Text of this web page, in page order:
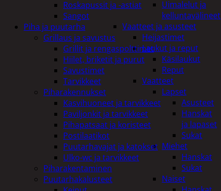
Uimalelut ja
kelluntavälineet
Vaatteet ja asusteet
Heijastimet
Laukut ja reput
Käsilaukut
Reput
Vaatteet
Lapset
Asusteet
Hanskat
ja lapaset
Sukat
Miehet
Hanskat
Sukat
Naiset
Roskapussit ja -astiat
Sangot
Piha ja puutarha
Grillaus ja savustus
Grillit ja rengaspolttimet
Hiilet, briketit ja purut
Savustimet
Tarvikkeet
Piharakennukset
Kasvihuoneet ja tarvikkeet
Paviljonkit ja tarvikkeet
Pihapatsaat ja koristeet
Postilaatikot
Puutarhavajat ja katokset
Ulko-wc ja tarvikkeet
Piharakentaminen
Puutarhakalusteet